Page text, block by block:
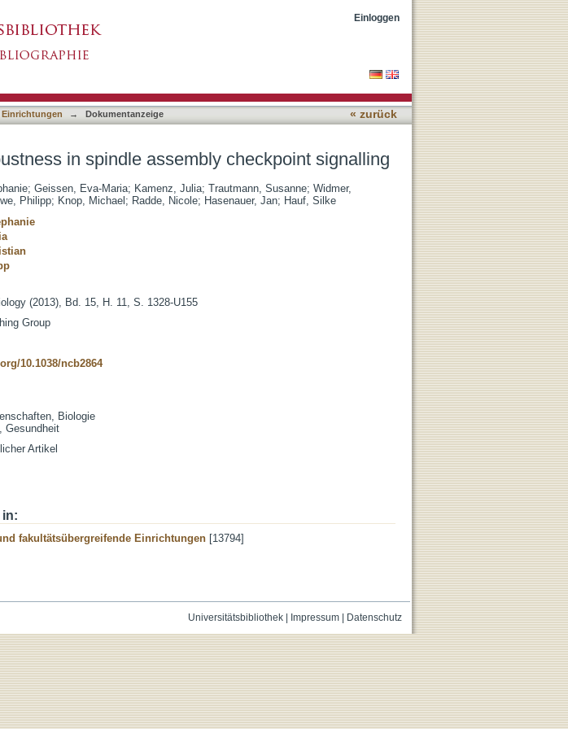
Einloggen
→ Dokumentanzeige « zurück
in spindle assembly checkpoint signalling
; Geissen, Eva-Maria; Kamenz, Julia; Trautmann, Susanne; Widmer,
Philipp; Knop, Michael ; Radde, Nicole; Hasenauer, Jan; Hauf, Silke
(2013), Bd. 15, H. 11, S. 1328-U155
Group
10.1038/ncb2864
Biologie
Gesundheit
Artikel
in:
fakultätsübergreifende Einrichtungen [13794]
Universitätsbibliothek| Impressum| Datenschutz